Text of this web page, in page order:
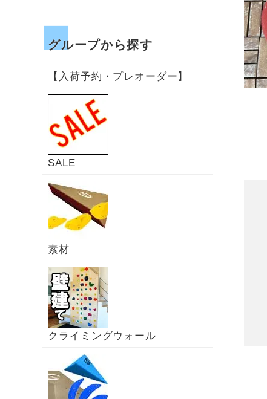
グループから探す
【入荷予約・プレオーダー】
SALE
素材
クライミングウォール